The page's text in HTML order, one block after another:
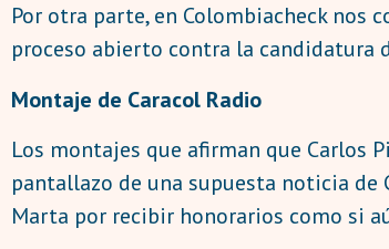
Por otra parte, en Colombiacheck nos
proceso abierto contra la candidatura
Montaje de Caracol Radio
Los montajes que afirman que Carlos
pantallazo de una supuesta noticia de
Marta por recibir honorarios como si